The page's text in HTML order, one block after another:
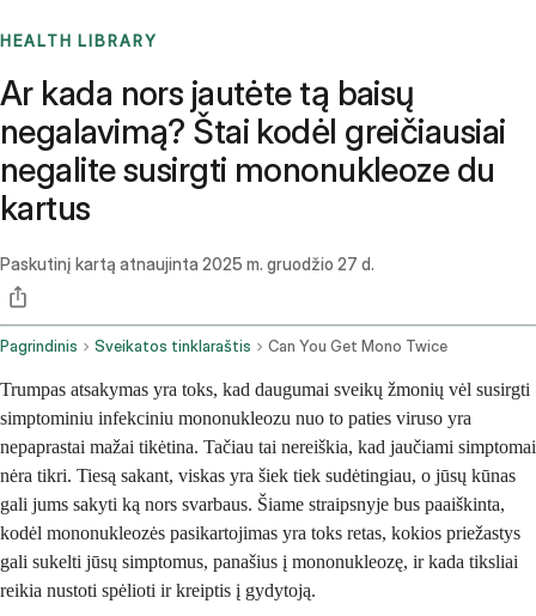
HEALTH LIBRARY
Ar kada nors jautėte tą baisų
negalavimą? Štai kodėl greičiausiai
negalite susirgti mononukleoze du
kartus
Paskutinį kartą atnaujinta 2025 m. gruodžio 27 d.
Pagrindinis Sveikatos tinklaraštis Can You Get Mono Twice
Trumpas atsakymas yra toks, kad daugumai sveikų žmonių vėl susirgti
simptominiu infekciniu mononukleozu nuo to paties viruso yra
nepaprastai mažai tikėtina. Tačiau tai nereiškia, kad jaučiami simptomai
nėra tikri. Tiesą sakant, viskas yra šiek tiek sudėtingiau, o jūsų kūnas
gali jums sakyti ką nors svarbaus. Šiame straipsnyje bus paaiškinta,
kodėl mononukleozės pasikartojimas yra toks retas, kokios priežastys
gali sukelti jūsų simptomus, panašius į mononukleozę, ir kada tiksliai
reikia nustoti spėlioti ir kreiptis į gydytoją.